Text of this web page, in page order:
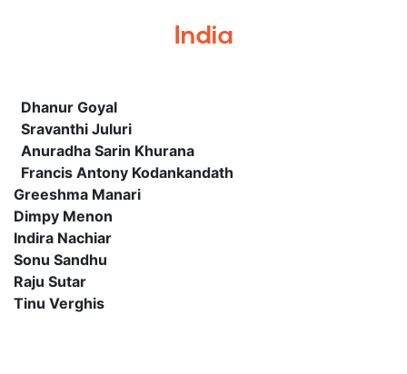
India
Dhanur Goyal
Sravanthi Juluri
Anuradha Sarin Khurana
Francis Antony Kodankandath
Greeshma Manari
Dimpy Menon
Indira Nachiar
Sonu Sandhu
Raju Sutar
Tinu Verghis